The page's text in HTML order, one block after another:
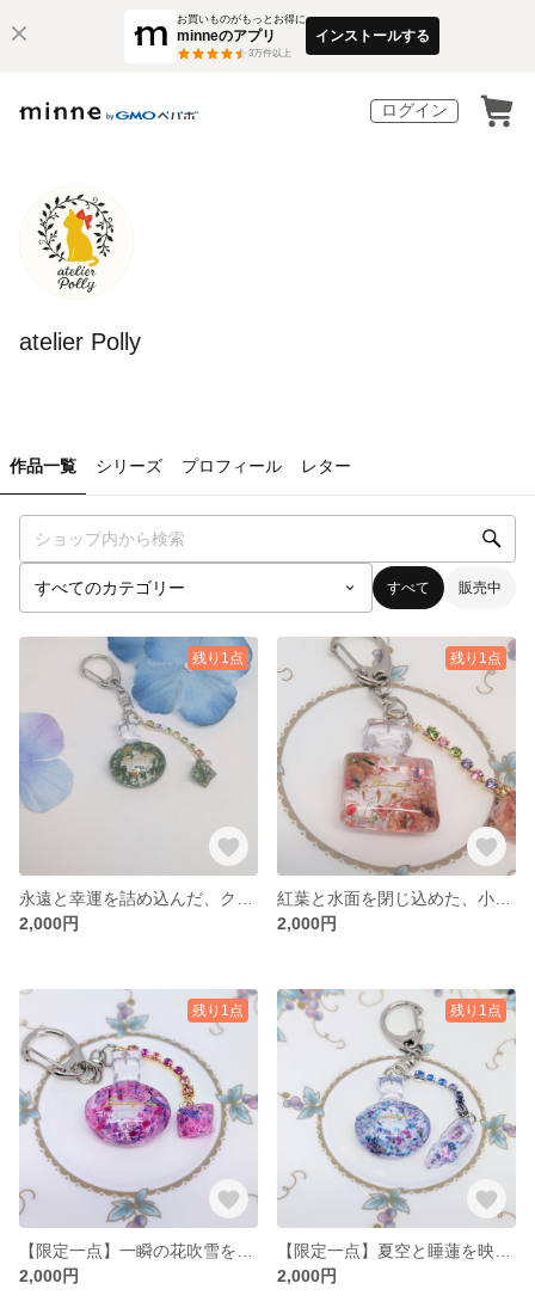
お買いものがもっとお得に
minneのアプリ
3万件以上
インストールする
ログイン
atelier Polly
作品一覧 シリーズ プロフィール レター
すべて 販売中
残り1点
2,000円
残り1点
2,000円
残り1点
2,000円
残り1点
2,000円